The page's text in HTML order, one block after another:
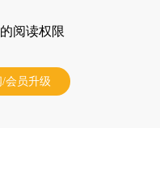
阅读权限
/会员升级